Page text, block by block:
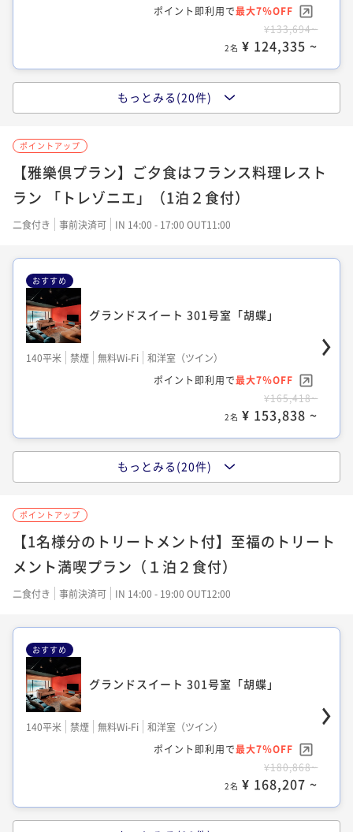
ポイント即利用で最大7％OFF
¥133,694~
2名 ¥ 124,335 ~
33平米 禁煙 無料Wi-Fi
ツイン
ポイント即利用で最大7％OFF
33平米 禁煙
¥47,586~
¥ 44,254 ~
スタンダード 207号室「アジア」
33平米 禁煙
ポイント即利用で最大7％OFF
55平米 禁煙
ポイント即利用で
¥58,916~
¥ 54,791 ~
コンフォート210号室「ニューベーシッ
もっとみる(20件)
ポイントアップ
【雅樂倶プラン】ご夕食はフランス料理レスト
ラン 「トレゾニエ」（1泊２食付）
二食付き 事前決済可 IN 14:00 - 17:00 OUT11:00
おすすめ
グランドスイート 301号室「胡蝶」
140平米 禁煙 無料Wi-Fi
和洋室（ツイン）
ポイント即利用で最大7％OFF
¥165,418~
2名 ¥ 153,838 ~
33平米 禁煙 無料Wi-Fi
ツイン
ポイント即利用で
33平米 禁煙
¥79,310~
¥ 73,758 ~
もっとみる(20件)
ポイントアップ
【1名様分のトリートメント付】至福のトリート
メント満喫プラン（１泊２食付）
二食付き 事前決済可 IN 14:00 - 19:00 OUT12:00
おすすめ
グランドスイート 301号室「胡蝶」
140平米 禁煙 無料Wi-Fi
和洋室（ツイン）
ポイント即利用で最大7％OFF
¥180,868~
2名 ¥ 168,207 ~